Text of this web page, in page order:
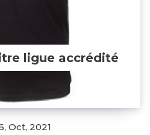
ligue accrédité
Oct, 2021